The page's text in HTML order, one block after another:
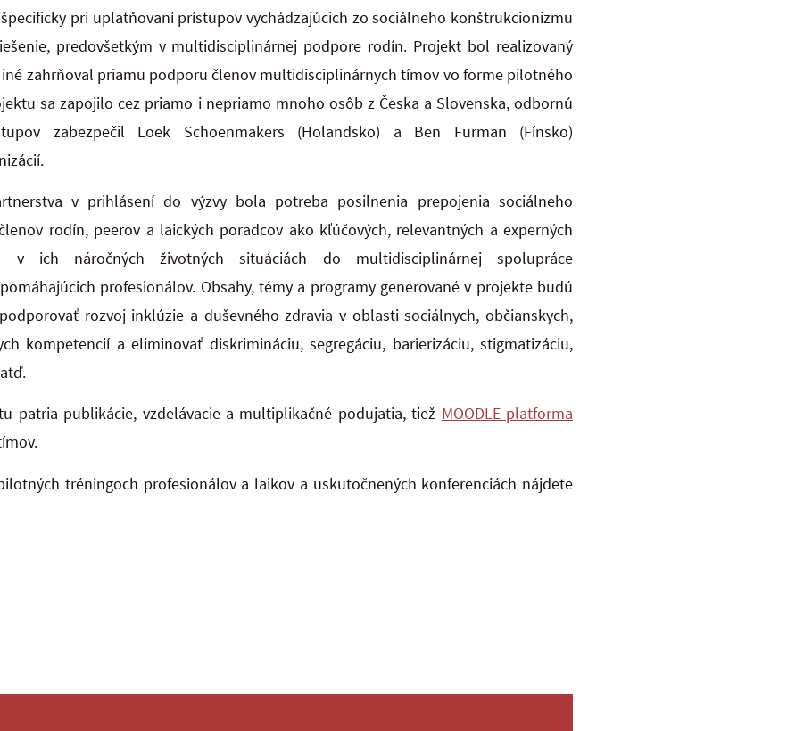
pri uplatňovaní prístupov vychádzajúcich zo sociálneho konštrukcionizmu
predovšetkým v multidisciplinárnej podpore rodín. Projekt bol realizovaný
iné zahrňoval priamu podporu členov multidisciplinárnych tímov vo forme pilotného
sa zapojilo cez priamo i nepriamo mnoho osôb z Česka a Slovenska, odbornú
zabezpečil Loek Schoenmakers (Holandsko) a Ben Furman (Fínsko)
v prihlásení do výzvy bola potreba posilnenia prepojenia sociálneho
rodín, peerov a laických poradcov ako kľúčových, relevantných a experných
v ich náročných životných situáciách do multidisciplinárnej spolupráce
profesionálov. Obsahy, témy a programy generované v projekte budú
rozvoj inklúzie a duševného zdravia v oblasti sociálnych, občianskych,
kompetencií a eliminovať diskrimináciu, segregáciu, barierizáciu, stigmatizáciu,
patria publikácie, vzdelávacie a multiplikačné podujatia, tiež MOODLE platforma
tréningoch profesionálov a laikov a uskutočnených konferenciách nájdete